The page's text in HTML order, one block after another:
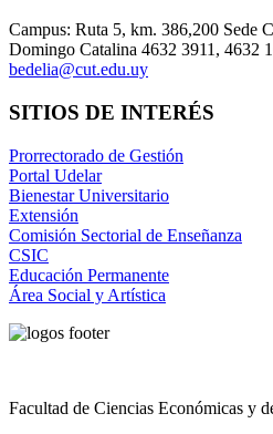
Campus: Ruta 5, km. 386,200 Sede
Domingo Catalina 4632 3911, 4632
bedelia@cut.edu.uy
SITIOS DE INTERÉS
Prorrectorado de Gestión
Portal Udelar
Bienestar Universitario
Extensión
Comisión Sectorial de Enseñanza
CSIC
Educación Permanente
Área Social y Artística
Facultad de Ciencias Económicas y